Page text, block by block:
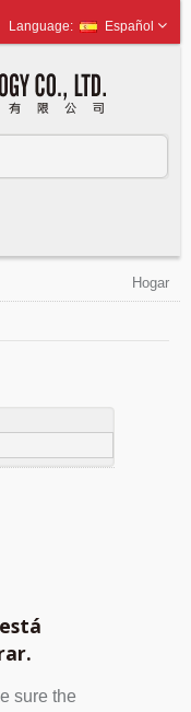
Español
Hogar
sure the